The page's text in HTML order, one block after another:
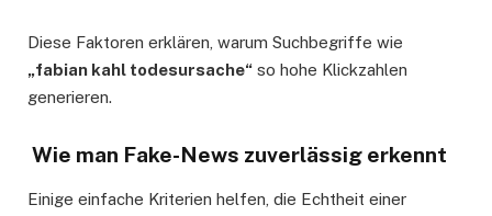
Diese Faktoren erklären, warum Suchbegriffe wie
„fabian kahl todesursache“ so hohe Klickzahlen
generieren.
Wie man Fake-News zuverlässig erkennt
Einige einfache Kriterien helfen, die Echtheit einer